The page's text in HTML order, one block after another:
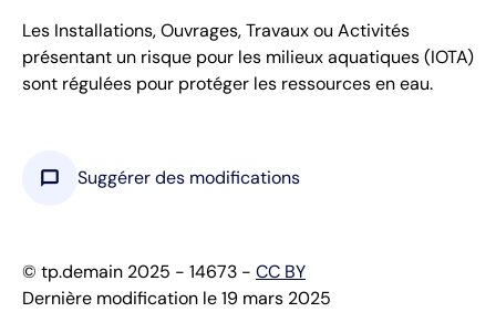
Les Installations, Ouvrages, Travaux ou Activités
présentant un risque pour les milieux aquatiques (IOTA)
sont régulées pour protéger les ressources en eau.
chat_bubble Suggérer des modifications
© tp.demain 2025 - 14673 - CC BY
Dernière modification le 19 mars 2025